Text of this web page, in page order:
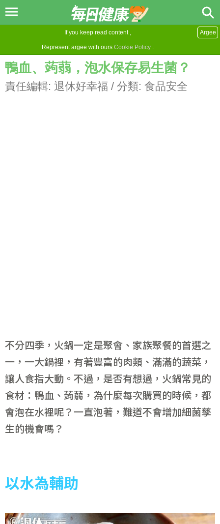
If you keep read content ,
Represent argee with ours Cookie Policy .
Argee
鴨血、蒟蒻，泡水保存易生菌？
責任編輯: 退休好幸福 / 分類: 食品安全
不分四季，火鍋一定是聚會、家族聚餐的首選之
一，一大鍋裡，有著豐富的肉類、滿滿的蔬菜，
讓人食指大動。不過，是否有想過，火鍋常見的
食材：鴨血、蒟蒻，為什麼每次購買的時候，都
會泡在水裡呢？一直泡著，難道不會增加細菌孳
生的機會嗎？
以水為輔助